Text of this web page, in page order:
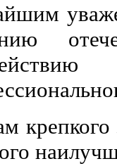
крепкого